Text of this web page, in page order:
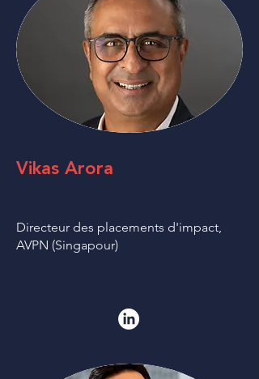
Vikas Arora
Directeur des placements d'impact,
AVPN (Singapour)